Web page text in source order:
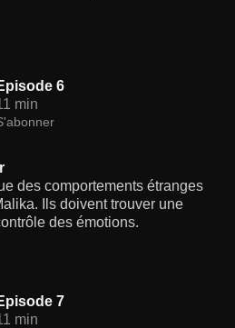
6
min
des comportements étranges
Ils doivent trouver une
des émotions.
7
min